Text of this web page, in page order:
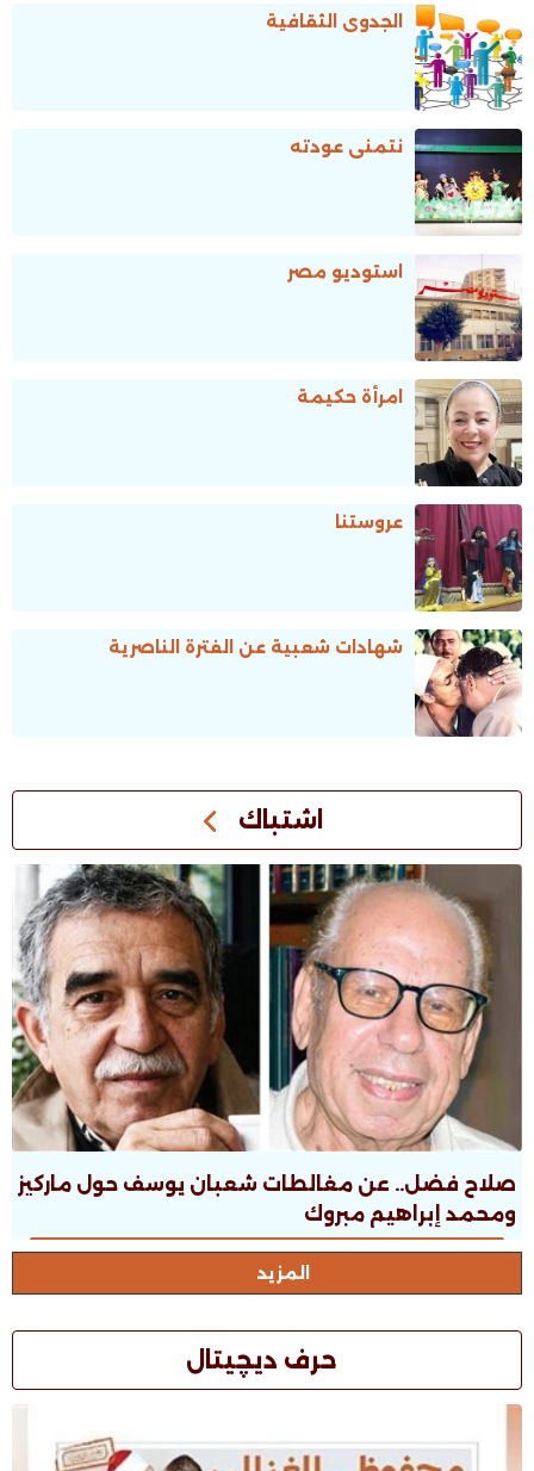
الجدوى الثقافية
نتمنى عودته
استوديو مصر
امرأة حكيمة
عروستنا
شهادات شعبية عن الفترة الناصرية
اشتباك
صلاح فضل.. عن مغالطات شعبان يوسف حول ماركيز
ومحمد إبراهيم مبروك
المزيد
حرف ديچيتال